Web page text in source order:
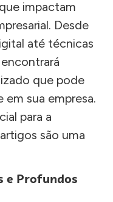
impactam
Desde
até técnicas
que pode
sua empresa.
para a
são uma
e Profundos